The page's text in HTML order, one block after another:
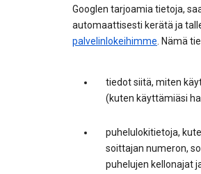
Googlen tarjoamia tietoja,
automaattisesti kerätä ja
palvelinlokeihimme. Nämä
tiedot siitä, miten
(kuten käyttämiäsi
puhelulokitietoja,
soittajan numeron,
puhelujen kellonajat